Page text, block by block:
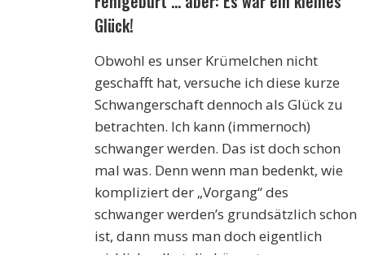
Glück!
Obwohl es unser Krümelchen nicht
geschafft hat, versuche ich diese kurze
Schwangerschaft dennoch als Glück zu
betrachten. Ich kann (immernoch)
schwanger werden. Das ist doch schon
mal was. Denn wenn man bedenkt, wie
kompliziert der „Vorgang“ des
schwanger werden’s grundsätzlich schon
ist, dann muss man doch eigentlich